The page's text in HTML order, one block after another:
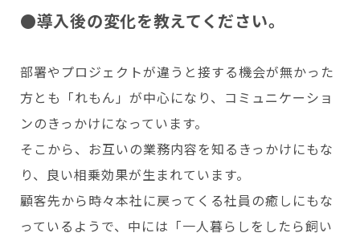
●導入後の変化を教えてください。
部署やプロジェクトが違うと接する機会が無かった
方とも「れもん」が中心になり、コミュニケーショ
ンのきっかけになっています。
そこから、お互いの業務内容を知るきっかけにもな
り、良い相乗効果が生まれています。
顧客先から時々本社に戻ってくる社員の癒しにもな
っているようで、中には「一人暮らしをしたら飼い